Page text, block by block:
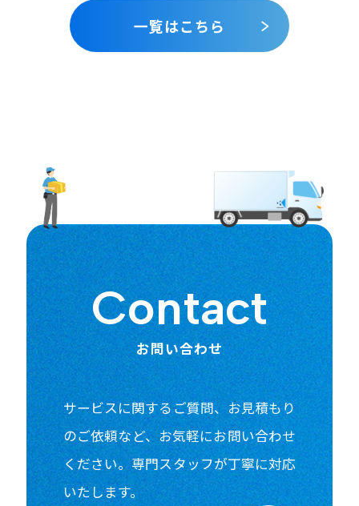
一覧はこちら
Contact
お問い合わせ
サービスに関するご質問、お見積もり
のご依頼など、お気軽にお問い合わせ
ください。専門スタッフが丁寧に対応
いたします。